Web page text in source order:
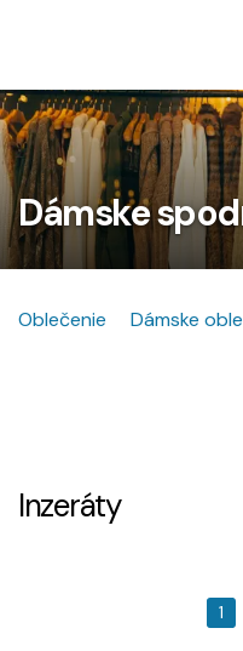
Dámske
Oblečenie Dámske
Inzeráty
1